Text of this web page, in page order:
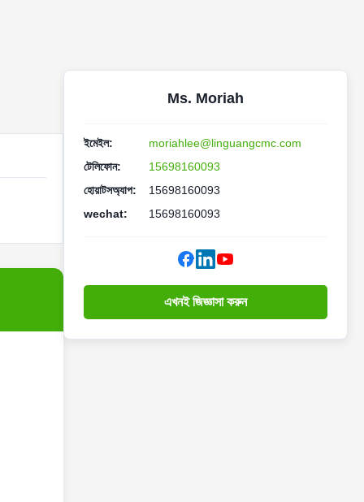
Ms. Moriah
ইমেইল:
moriahlee@linguangcmc.com
টেলিফোন:
15698160093
হোয়াটসঅ্যাপ:
15698160093
wechat:
15698160093
এখনই জিজ্ঞাসা করুন